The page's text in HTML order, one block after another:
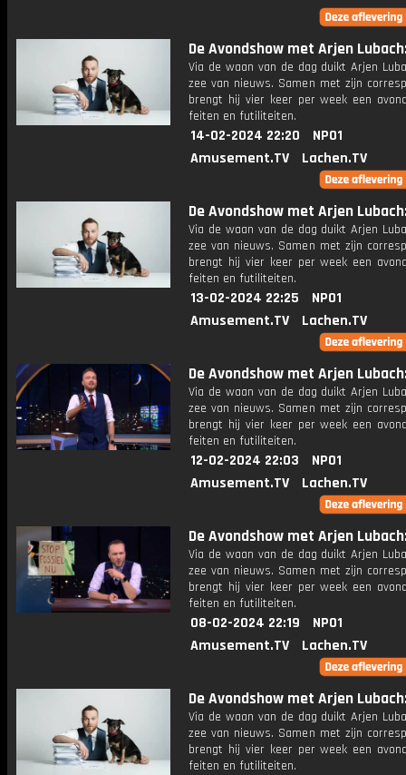
De Avondshow met Arjen
Via de waan van de dag duikt Arjen
zee van nieuws. Samen met zijn
brengt hij vier keer per week een
feiten en futiliteiten.
14-02-2024 22:20
NPO1
Amusement.TV
Lachen.TV
De Avondshow met Arjen
Via de waan van de dag duikt Arjen
zee van nieuws. Samen met zijn
brengt hij vier keer per week een
feiten en futiliteiten.
13-02-2024 22:25
NPO1
Amusement.TV
Lachen.TV
De Avondshow met Arjen
Via de waan van de dag duikt Arjen
zee van nieuws. Samen met zijn
brengt hij vier keer per week een
feiten en futiliteiten.
12-02-2024 22:03
NPO1
Amusement.TV
Lachen.TV
De Avondshow met Arjen
Via de waan van de dag duikt Arjen
zee van nieuws. Samen met zijn
brengt hij vier keer per week een
feiten en futiliteiten.
08-02-2024 22:19
NPO1
Amusement.TV
Lachen.TV
De Avondshow met Arjen
Via de waan van de dag duikt Arjen
zee van nieuws. Samen met zijn
brengt hij vier keer per week een
feiten en futiliteiten.